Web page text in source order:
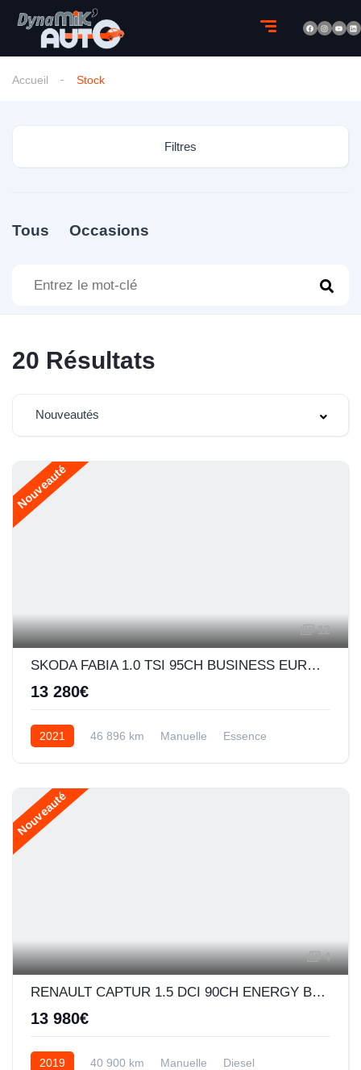
Accueil Stock
Filtres
Tous Occasions
20 Résultats
Nouveautés
Nouveauté
12
SKODA FABIA 1.0 TSI 95CH BUSINESS EURO6D-AP
13 280€
2021 46 896 km Manuelle Essence
Nouveauté
4
RENAULT CAPTUR 1.5 DCI 90CH ENERGY BUSINESS EURO6C
13 980€
2019 40 900 km Manuelle Diesel